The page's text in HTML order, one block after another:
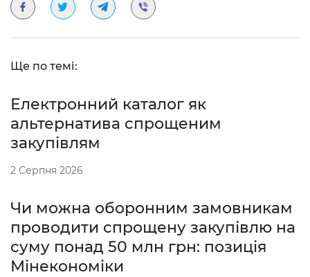
Ще по темі:
Електронний каталог як
альтернатива спрощеним
закупівлям
2 Серпня 2026
Чи можна оборонним замовникам
проводити спрощену закупівлю на
суму понад 50 млн грн: позиція
Мінекономіки